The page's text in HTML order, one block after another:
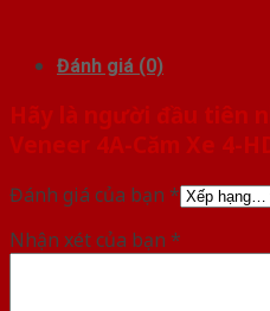
Đánh giá (0)
Hãy là người đầu tiên
Veneer 4A-Căm Xe 4-
Đánh giá của bạn *
Nhận xét của bạn *